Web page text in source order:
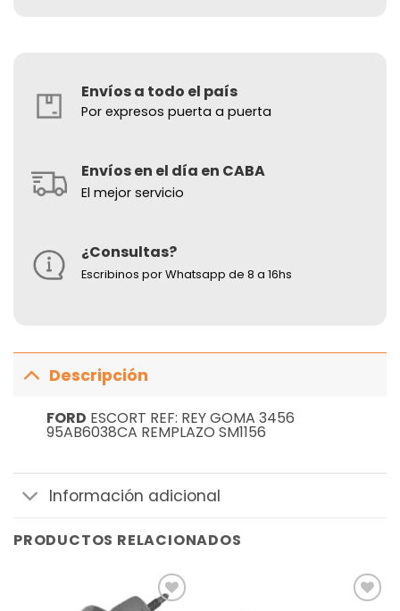
Envíos a todo el país
Por expresos puerta a puerta
Envíos en el día en CABA
El mejor servicio
¿Consultas?
Escribinos por Whatsapp de 8 a 16hs
Descripción
FORD ESCORT REF: REY GOMA 3456
95AB6038CA REMPLAZO SM1156
Información adicional
PRODUCTOS RELACIONADOS